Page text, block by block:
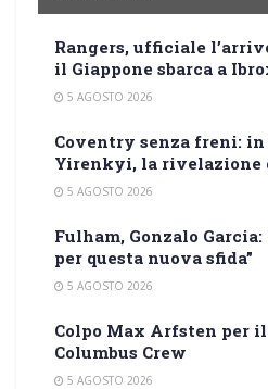
Rangers, ufficiale
il Giappone sbarca a
5 AGOSTO 2026
Coventry senza freni: in
Yirenkyi, la rivelazione
5 AGOSTO 2026
Fulham, Gonzalo
per questa nuova sfida”
5 AGOSTO 2026
Colpo Max Arfsten per
Columbus Crew
5 AGOSTO 2026